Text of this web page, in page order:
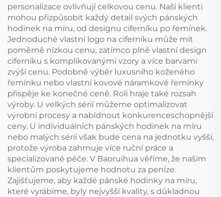
personalizace ovlivňují celkovou cenu. Naši klienti
mohou přizpůsobit každý detail svých pánských
hodinek na míru, od designu ciferníku po řemínek.
Jednoduché vlastní logo na ciferníku může mít
poměrně nízkou cenu, zatímco plně vlastní design
ciferníku s komplikovanými vzory a více barvami
zvýší cenu. Podobně výběr luxusního koženého
řemínku nebo vlastní kovové náramkové řemínky
přispěje ke konečné ceně. Roli hraje také rozsah
výroby. U velkých sérií můžeme optimalizovat
výrobní procesy a nabídnout konkurenceschopnější
ceny. U individuálních pánských hodinek na míru
nebo malých sérií však bude cena na jednotku vyšší,
protože výroba zahrnuje více ruční práce a
specializované péče. V Baoruihua věříme, že našim
klientům poskytujeme hodnotu za peníze.
Zajišťujeme, aby každé pánské hodinky na míru,
které vyrábíme, byly nejvyšší kvality, s důkladnou